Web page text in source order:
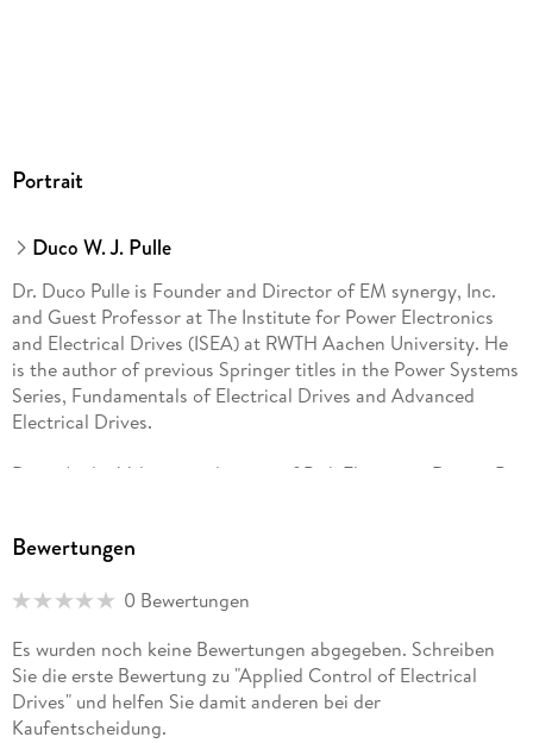
Portrait
Duco W. J. Pulle
Dr. Duco Pulle is Founder and Director of EM synergy, Inc.
and Guest Professor at The Institute for Power Electronics
and Electrical Drives (ISEA) at RWTH Aachen University. He
is the author of previous Springer titles in the Power Systems
Series, Fundamentals of Electrical Drives and Advanced
Electrical Drives.
Dr. ir. André Veltman is director of Piak Electronic Design B.
engineering firm Visual Solutions Inc.
Bewertungen
0 Bewertungen
Es wurden noch keine Bewertungen abgegeben. Schreiben
Sie die erste Bewertung zu "Applied Control of Electrical
Drives" und helfen Sie damit anderen bei der
Kaufentscheidung.